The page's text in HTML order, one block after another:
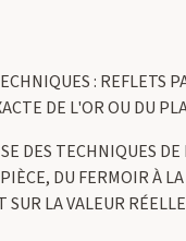
: REFLETS
DE L'OR OU DU
DES TECHNIQUES
DU FERMOIR À
LA VALEUR